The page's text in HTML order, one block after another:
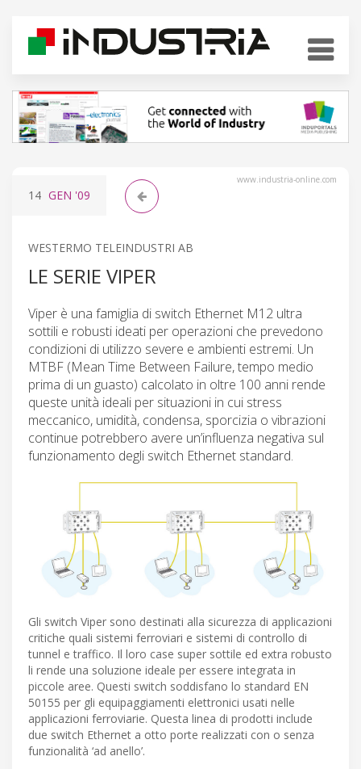
www.industria-online.com
14 GEN '09
WESTERMO TELEINDUSTRI AB
LE SERIE VIPER
Viper è una famiglia di switch Ethernet M12 ultra
sottili e robusti ideati per operazioni che prevedono
condizioni di utilizzo severe e ambienti estremi. Un
MTBF (Mean Time Between Failure, tempo medio
prima di un guasto) calcolato in oltre 100 anni rende
queste unità ideali per situazioni in cui stress
meccanico, umidità, condensa, sporcizia o vibrazioni
continue potrebbero avere un’influenza negativa sul
funzionamento degli switch Ethernet standard.
Gli switch Viper sono destinati alla sicurezza di applicazioni
critiche quali sistemi ferroviari e sistemi di controllo di
tunnel e traffico. Il loro case super sottile ed extra robusto
li rende una soluzione ideale per essere integrata in
piccole aree. Questi switch soddisfano lo standard EN
50155 per gli equipaggiamenti elettronici usati nelle
applicazioni ferroviarie. Questa linea di prodotti include
due switch Ethernet a otto porte realizzati con o senza
funzionalità ‘ad anello’.